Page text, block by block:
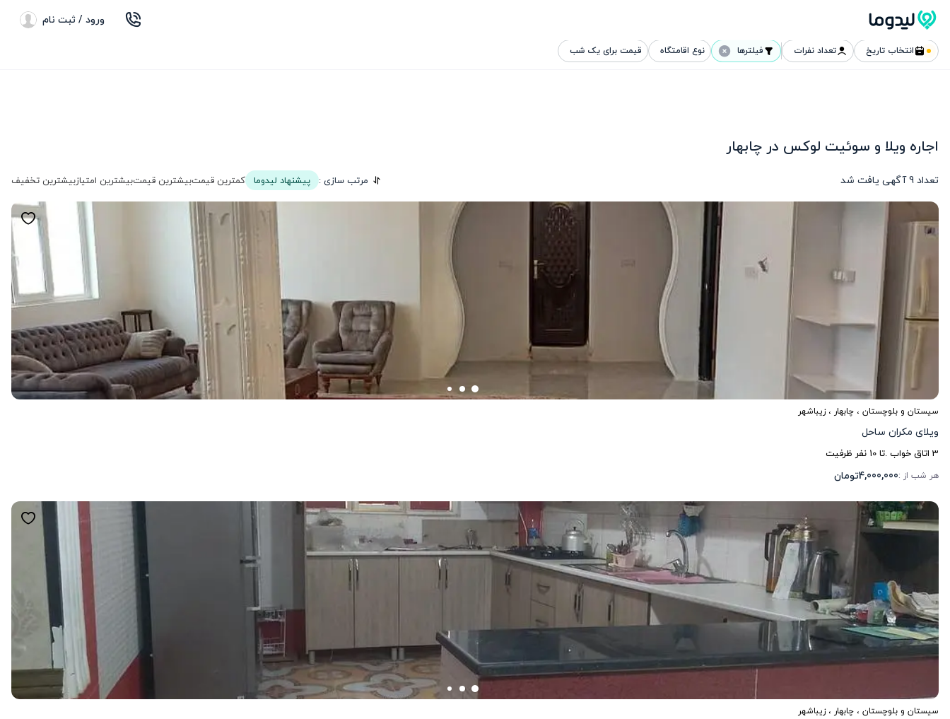
ورود / ثبت نام
انتخاب تاریخ تعداد نفرات فیلترها نوع اقامتگاه قیمت برای یک شب
اجاره ویلا و سوئیت لوکس در چابهار
تعداد9آگهی یافت شد مرتب سازی : پیشنهاد لیدوما کمترین قیمتبیشترین قیمتبیشترین امتیازبیشترین تخفیف
سیستان و بلوچستان ، چابهار ، زیباشهر
ویلای مکران ساحل
3 اتاق خواب .تا10 نفر ظرفیت
هر شب از :4,000,000تومان
سیستان و بلوچستان ، چابهار ، زیباشهر